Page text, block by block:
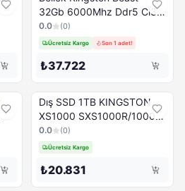
32Gb 6000Mhz Ddr5 Cl30
Kf560C30Bbe-32Tr
0.0 (0)
Ücretsiz Kargo Son 1 adet!
₺37.722
Dış SSD 1TB KINGSTON
XS1000 SXS1000R/1000G
kırmızı
0.0 (0)
Ücretsiz Kargo
₺20.831